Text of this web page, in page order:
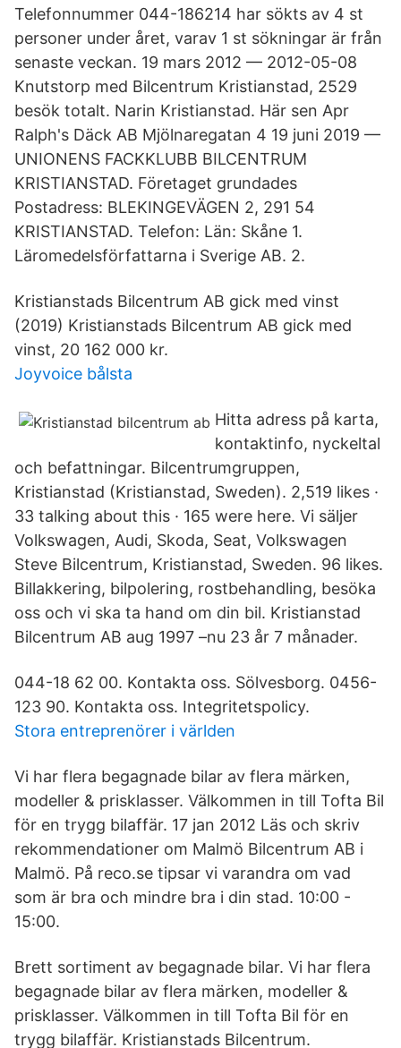
Telefonnummer 044-186214 har sökts av 4 st
personer under året, varav 1 st sökningar är från
senaste veckan. 19 mars 2012 — 2012-05-08
Knutstorp med Bilcentrum Kristianstad, 2529
besök totalt. Narin Kristianstad. Här sen Apr
Ralph's Däck AB Mjölnaregatan 4 19 juni 2019 —
UNIONENS FACKKLUBB BILCENTRUM
KRISTIANSTAD. Företaget grundades
Postadress: BLEKINGEVÄGEN 2, 291 54
KRISTIANSTAD. Telefon: Län: Skåne 1.
Läromedelsförfattarna i Sverige AB. 2.
Kristianstads Bilcentrum AB gick med vinst
(2019) Kristianstads Bilcentrum AB gick med
vinst, 20 162 000 kr.
Joyvoice bålsta
Hitta adress på karta,
kontaktinfo, nyckeltal
och befattningar. Bilcentrumgruppen,
Kristianstad (Kristianstad, Sweden). 2,519 likes ·
33 talking about this · 165 were here. Vi säljer
Volkswagen, Audi, Skoda, Seat, Volkswagen
Steve Bilcentrum, Kristianstad, Sweden. 96 likes.
Billakkering, bilpolering, rostbehandling, besöka
oss och vi ska ta hand om din bil. Kristianstad
Bilcentrum AB aug 1997 –nu 23 år 7 månader.
044-18 62 00. Kontakta oss. Sölvesborg. 0456-
123 90. Kontakta oss. Integritetspolicy.
Stora entreprenörer i världen
Vi har flera begagnade bilar av flera märken,
modeller & prisklasser. Välkommen in till Tofta Bil
för en trygg bilaffär. 17 jan 2012 Läs och skriv
rekommendationer om Malmö Bilcentrum AB i
Malmö. På reco.se tipsar vi varandra om vad
som är bra och mindre bra i din stad. 10:00 -
15:00.
Brett sortiment av begagnade bilar. Vi har flera
begagnade bilar av flera märken, modeller &
prisklasser. Välkommen in till Tofta Bil för en
trygg bilaffär. Kristianstads Bilcentrum.